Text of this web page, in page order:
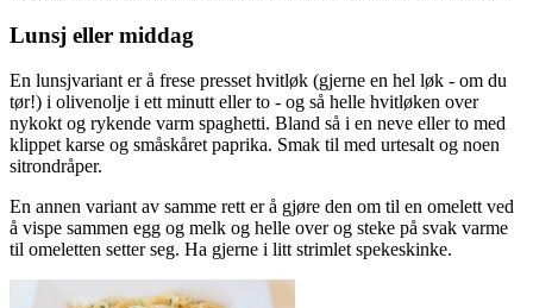
Lunsj eller middag
En lunsjvariant er å frese presset hvitløk (gjerne en hel løk - om du
tør!) i olivenolje i ett minutt eller to - og så helle hvitløken over
nykokt og rykende varm spaghetti. Bland så i en neve eller to med
klippet karse og småskåret paprika. Smak til med urtesalt og noen
sitrondråper.
En annen variant av samme rett er å gjøre den om til en omelett ved
å vispe sammen egg og melk og helle over og steke på svak varme
til omeletten setter seg. Ha gjerne i litt strimlet spekeskinke.